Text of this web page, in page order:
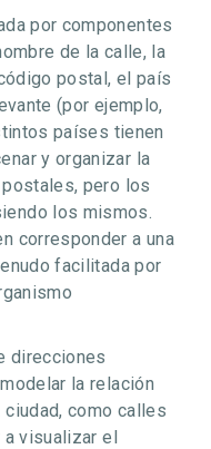
por componentes
de la calle, la
postal, el país
(por ejemplo,
países tienen
y organizar la
pero los
los mismos.
corresponder a una
facilitada por
direcciones
la relación
como calles
a visualizar el